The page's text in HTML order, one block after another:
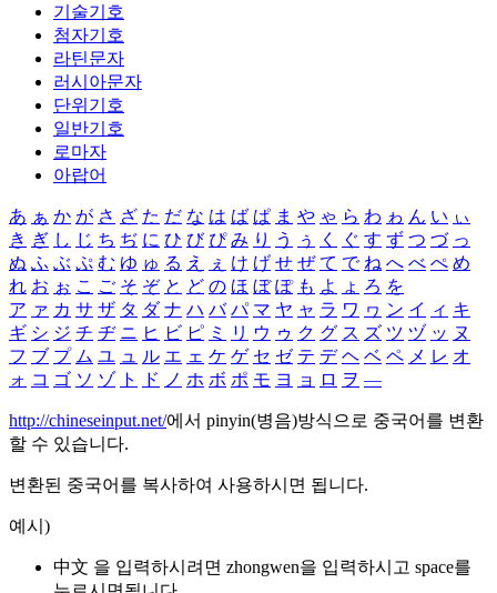
기술기호
첨자기호
라틴문자
러시아문자
단위기호
일반기호
로마자
아랍어
あ ぁ か が さ ざ た だ な は ば ぱ ま や ゃ ら わ ゎ ん い ぃ
き ぎ し じ ち ぢ に ひ び ぴ み り う ぅ く ぐ す ず つ づ っ
ぬ ふ ぶ ぷ む ゆ ゅ る え ぇ け げ せ ぜ て で ね へ べ ぺ め
れ お ぉ こ ご そ ぞ と ど の ほ ぼ ぽ も よ ょ ろ を
ア ァ カ サ ザ タ ダ ナ ハ バ パ マ ヤ ャ ラ ワ ヮ ン イ ィ キ
ギ シ ジ チ ヂ ニ ヒ ビ ピ ミ リ ウ ゥ ク グ ス ズ ツ ヅ ッ ヌ
フ ブ プ ム ユ ュ ル エ ェ ケ ゲ セ ゼ テ デ ヘ ベ ペ メ レ オ
ォ コ ゴ ソ ゾ ト ド ノ ホ ボ ポ モ ヨ ョ ロ ヲ ―
http://chineseinput.net/에서 pinyin(병음)방식으로 중국어를 변환
할 수 있습니다.
변환된 중국어를 복사하여 사용하시면 됩니다.
예시)
中文 을 입력하시려면 zhongwen을 입력하시고 space를